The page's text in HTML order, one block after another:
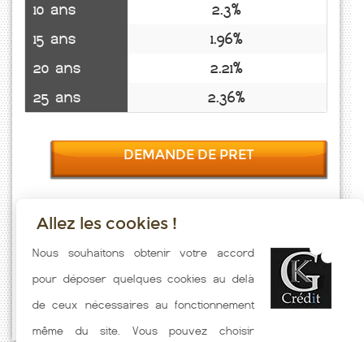
10 ans
2.3%
15 ans
1.96%
20 ans
2.21%
25 ans
2.36%
DEMANDE DE PRET
Taux emprunt actualisés (Chivres En Laonnois) toutes les semaines.
Taux Immobilier pratiqués par nos partenaires bancaires. Meilleur
Taux hors assurance. Taux crédit immobilier indicatif fonction des
caractéristiques de l'emprunteur.
Allez les cookies !
Nous souhaitons obtenir votre accord
pour déposer quelques cookies au delà
de ceux nécessaires au fonctionnement
même du site. Vous pouvez choisir